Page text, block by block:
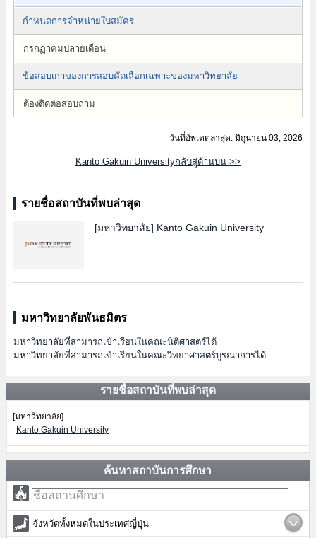
กำหนดการจำหน่ายใบสมัคร
กรกฏาคมปลายเดือน
ข้อสอบเก่าของการสอบคัดเลือกเฉพาะของมหาวิทยาลัย
ต้องติดต่อสอบถาม
วันที่อัพเดตล่าสุด: มิถุนายน 03, 2026
Kanto Gakuin Universityกลับสู่ด้านบน >>
รายชื่อสถาบันที่พบล่าสุด
[มหาวิทยาลัย] Kanto Gakuin University
มหาวิทยาลัยพันธมิตร
มหาวิทยาลัยที่สามารถเข้าเรียนในคณะนิติศาสตร์ได้
มหาวิทยาลัยที่สามารถเข้าเรียนในคณะวิทยาศาสตร์บูรณาการได้
รายชื่อสถาบันที่พบล่าสุด
[มหาวิทยาลัย]
Kanto Gakuin University
ค้นหาสถาบันการศึกษา
จังหวัดทั้งหมดในประเทศญี่ปุ่น